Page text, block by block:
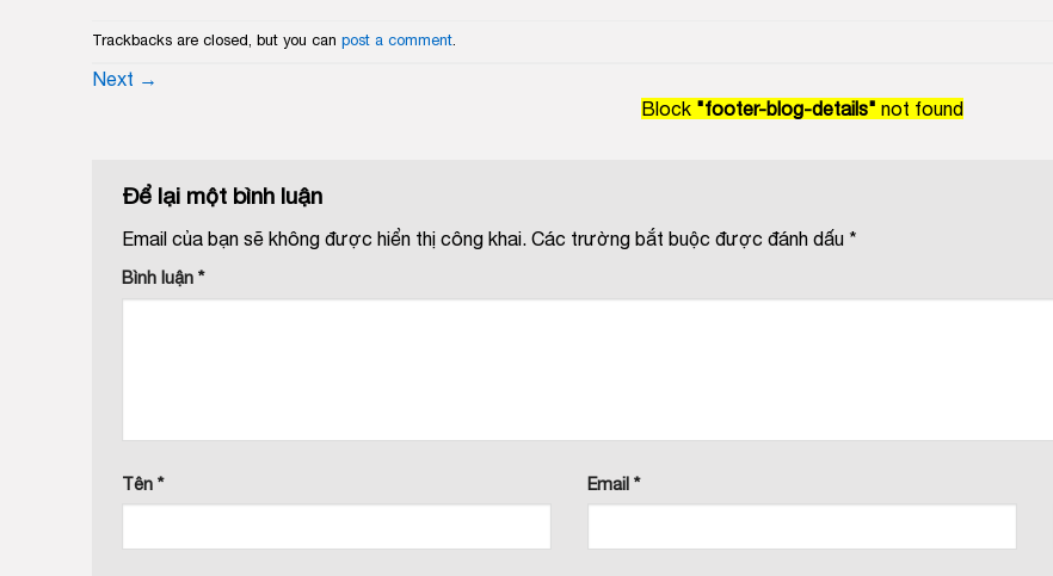
Trackbacks are closed, but you can post a comment
Next →
Block "footer-blog-details" not found
Để lại một bình luận
Email của bạn sẽ không được hiển thị công khai. Các trường bắt buộc được đánh dấu *
Bình luận *
Tên * Email *